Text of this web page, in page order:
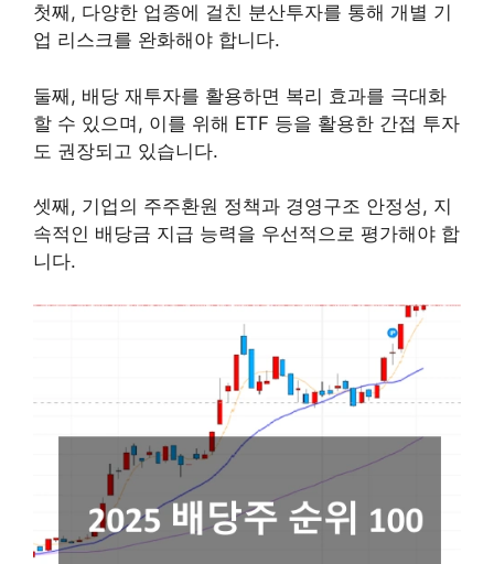
첫째, 다양한 업종에 걸친 분산투자를 통해 개별 기
업 리스크를 완화해야 합니다.
둘째, 배당 재투자를 활용하면 복리 효과를 극대화
할 수 있으며, 이를 위해 ETF 등을 활용한 간접 투자
도 권장되고 있습니다.
셋째, 기업의 주주환원 정책과 경영구조 안정성, 지
속적인 배당금 지급 능력을 우선적으로 평가해야 합
니다.